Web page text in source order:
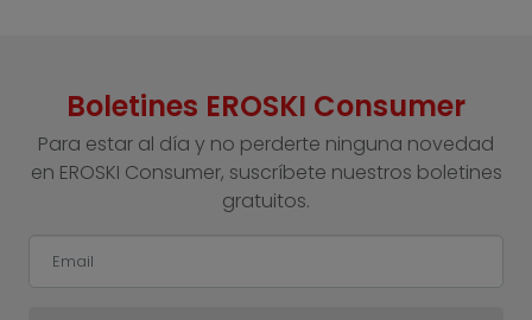
Boletines EROSKI Consumer
Para estar al día y no perderte ninguna novedad
en EROSKI Consumer, suscríbete nuestros boletines
gratuitos.